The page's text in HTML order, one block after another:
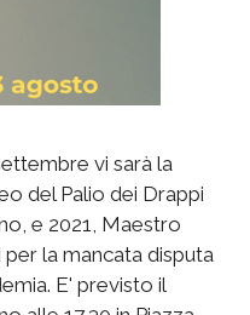
vi sarà la
del Palio dei Drappi
e 2021, Maestro
la mancata disputa
E' previsto il